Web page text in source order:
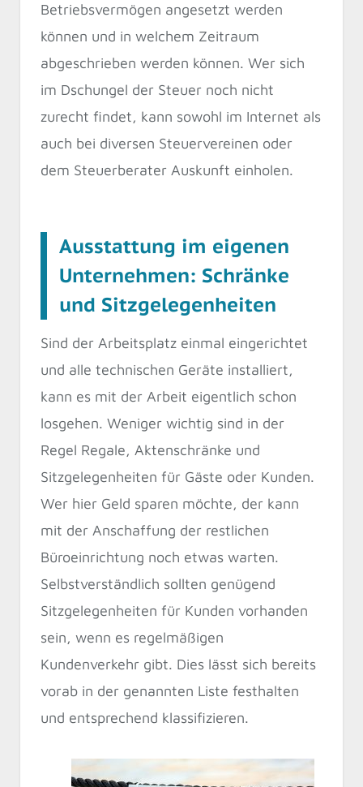
Betriebsvermögen angesetzt werden
können und in welchem Zeitraum
abgeschrieben werden können. Wer sich
im Dschungel der Steuer noch nicht
zurecht findet, kann sowohl im Internet als
auch bei diversen Steuervereinen oder
dem Steuerberater Auskunft einholen.
Ausstattung im eigenen
Unternehmen: Schränke
und Sitzgelegenheiten
Sind der Arbeitsplatz einmal eingerichtet
und alle technischen Geräte installiert,
kann es mit der Arbeit eigentlich schon
losgehen. Weniger wichtig sind in der
Regel Regale, Aktenschränke und
Sitzgelegenheiten für Gäste oder Kunden.
Wer hier Geld sparen möchte, der kann
mit der Anschaffung der restlichen
Büroeinrichtung noch etwas warten.
Selbstverständlich sollten genügend
Sitzgelegenheiten für Kunden vorhanden
sein, wenn es regelmäßigen
Kundenverkehr gibt. Dies lässt sich bereits
vorab in der genannten Liste festhalten
und entsprechend klassifizieren.